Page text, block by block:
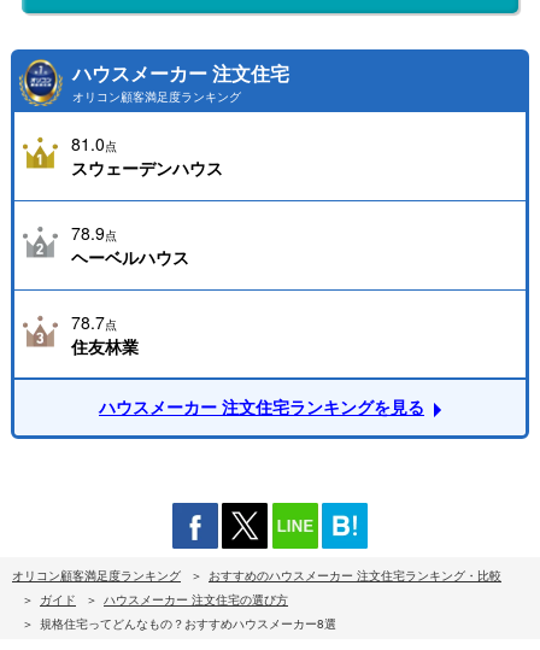
ハウスメーカー 注文住宅
オリコン顧客満足度ランキング
81.0点
スウェーデンハウス
78.9点
ヘーベルハウス
78.7点
住友林業
ハウスメーカー 注文住宅ランキングを見る
オリコン顧客満足度ランキング
おすすめのハウスメーカー 注文住宅ランキング・比較
ガイド
ハウスメーカー 注文住宅の選び方
規格住宅ってどんなもの？おすすめハウスメーカー8選